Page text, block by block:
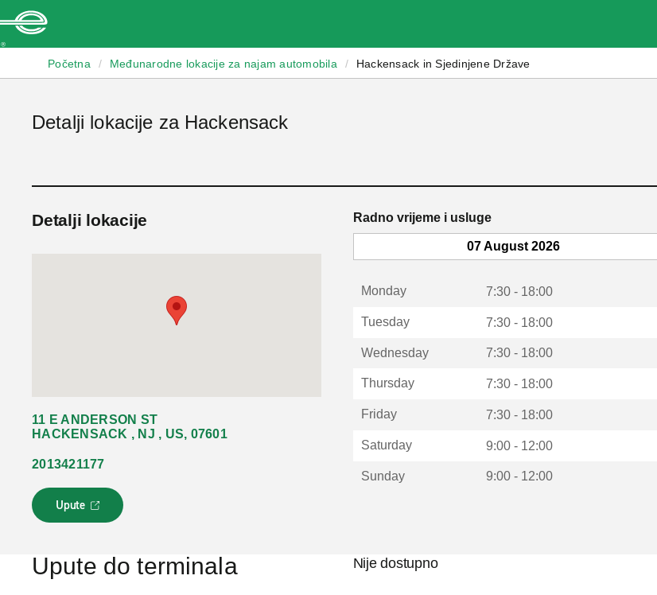
Početna / Međunarodne lokacije za najam automobila / Hackensack in Sjedinjene Države
Detalji lokacije za Hackensack
Detalji lokacije
11 E ANDERSON ST
HACKENSACK , NJ , US, 07601
2013421177
Upute
L
i
s
Radno vrijeme i usluge
07 August 2026
Monday 7:30 - 18:00
Tuesday 7:30 - 18:00
Wednesday 7:30 - 18:00
Thursday 7:30 - 18:00
Friday 7:30 - 18:00
Saturday 9:00 - 12:00
Sunday 9:00 - 12:00
Upute do terminala Nije dostupno